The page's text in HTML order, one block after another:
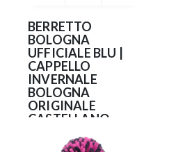
BERRETTO
BOLOGNA
UFFICIALE BLU |
CAPPELLO
INVERNALE
BOLOGNA
ORIGINALE
CASTELLANO